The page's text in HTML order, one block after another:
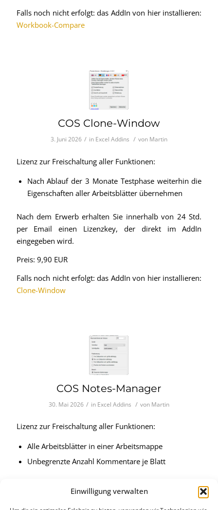
Einwilligung verwalten
Falls noch nicht erfolgt: das AddIn von hier installieren:
Workbook-Compare
COS Clone-Window
3. Juni 2026 / in Excel Addins / von Martin
Lizenz zur Freischaltung aller Funktionen:
Nach Ablauf der 3 Monate Testphase weiterhin die
Eigenschaften aller Arbeitsblätter übernehmen
Nach dem Erwerb erhalten Sie innerhalb von 24 Std.
per Email einen Lizenzkey, der direkt im AddIn
eingegeben wird.
Preis: 9,90 EUR
Falls noch nicht erfolgt: das AddIn von hier installieren:
Clone-Window
COS Notes-Manager
30. Mai 2026 / in Excel Addins / von Martin
Lizenz zur Freischaltung aller Funktionen:
Alle Arbeitsblätter in einer Arbeitsmappe
Unbegrenzte Anzahl Kommentare je Blatt
Nach dem Erwerb erhalten Sie innerhalb von 24 Std.
per Email einen Lizenzkey, der direkt im AddIn